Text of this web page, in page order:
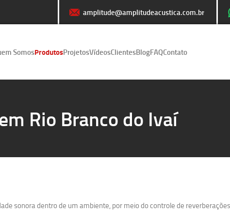
amplitude@amplitudeacustica.com.br
SomosProdutosProjetosVídeosClientesBlogFAQContato
Rio Branco do Ivaí
sonora dentro de um ambiente, por meio do controle de